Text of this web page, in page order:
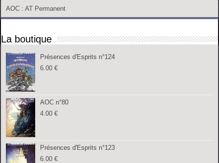
AOC : AT Permanent
La boutique
Présences d'Esprits n°124
6.00€
AOC n°80
4.00€
Présences d'Esprits n°123
6.00€